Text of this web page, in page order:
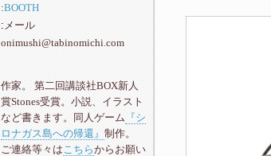
:BOOTH
: メール
onimushi@tabinomichi.com
作家。 第二回講談社BOX新人
賞Stones受賞。小説、イラスト
など書きます。同人ゲーム 『シ
ロナガス島への帰還』 制作。
ご連絡等々はこちらからお願い